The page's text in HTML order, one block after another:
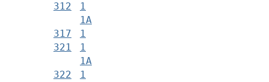
312
1
1А
317
1
321
1
1А
322
1